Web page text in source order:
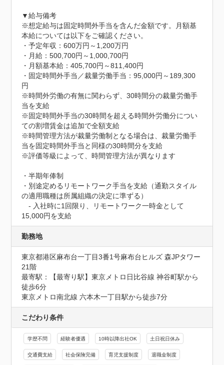
▼給与備考
※想定給与は固定時間外手当を含んだ金額です。月額基
本給については以下をご確認ください。
・予定年収：600万円～1,200万円
・月給：500,700円～1,000,700円
・月額基本給：405,700円～811,400円
・固定時間外手当／裁量労働手当：95,000円～189,300
円
※時間外労働の有無に関わらず、30時間分の裁量労働手
当を支給
※固定時間外手当の30時間を超える時間外労働分につい
ての割増賃金は追加で全額支給
※時間管理方法が裁量労働制となる場合は、裁量労働手
当を固定時間外手当と同様の30時間分を支給
※評価等級によって、時間管理方法が異なります
・半期年俸制
・別途定めるリモートワーク手当を支給（通勤スタイル
の適用職種は所属組織の決定に準ずる）
‐ 入社時に1回限り、リモートワーク一時金として
15,000円を支給
勤務地
東京都港区麻布台一丁目3番1号麻布台ヒルズ 森JPタワー
21階
最寄駅：【最寄り駅】東京メトロ日比谷線 神谷町駅から
徒歩6分
東京メトロ南北線 六本木一丁目駅から徒歩7分
こだわり条件
学歴不問 経験者優遇 10時以降出社OK 土日祝日休み
交通費支給 社会保険完備 育児支援制度 退職金制度